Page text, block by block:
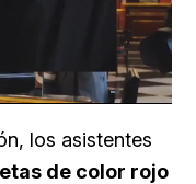
los asistentes
de color rojo